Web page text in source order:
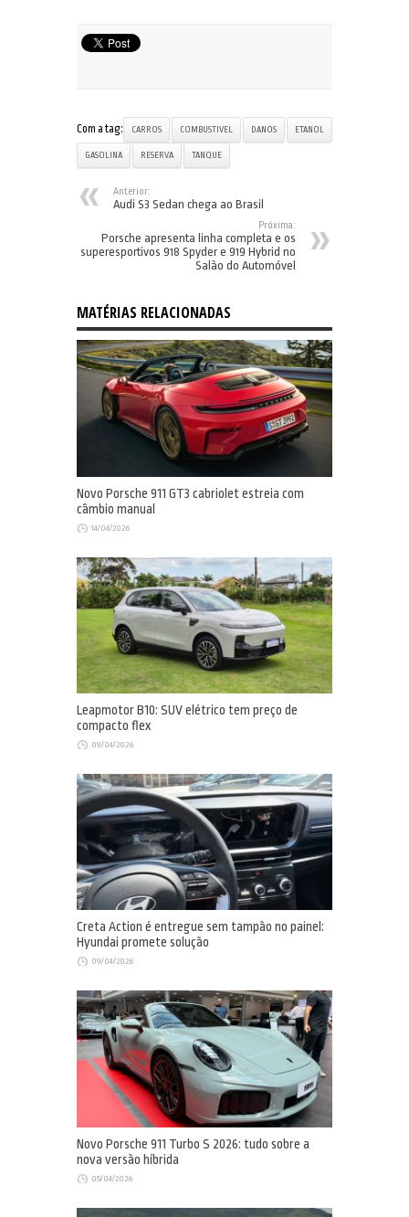
Com a tag: CARROS COMBUSTIVEL DANOS ETANOL
GASOLINA RESERVA TANQUE
Anterior:
Audi S3 Sedan chega ao Brasil
Próxima:
Porsche apresenta linha completa e os
superesportivos 918 Spyder e 919 Hybrid no
Salão do Automóvel
MATÉRIAS RELACIONADAS
Novo Porsche 911 GT3 cabriolet estreia com
câmbio manual
14/04/2026
Leapmotor B10: SUV elétrico tem preço de
compacto flex
09/04/2026
Creta Action é entregue sem tampão no painel:
Hyundai promete solução
09/04/2026
Novo Porsche 911 Turbo S 2026: tudo sobre a
nova versão híbrida
05/04/2026